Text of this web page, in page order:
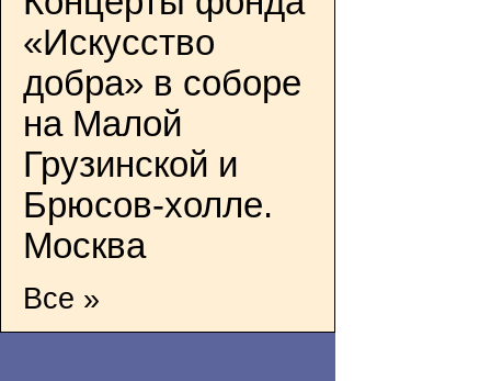
«Искусство
добра» в соборе
на Малой
Грузинской и
Брюсов-холле.
Москва
Все »